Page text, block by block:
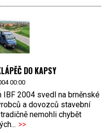
DO KAPSY
00:00
2004 svedl na brněnské
a dovozců stavební
nemohli chybět
>>